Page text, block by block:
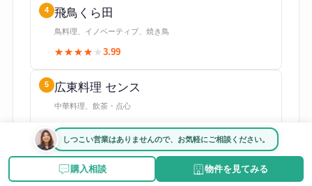
4 飛鳥くら田
鳥料理、イノベーティブ、焼き鳥
★★★★★
★★★★★ 3.99
5 広東料理 センス
中華料理、飲茶・点心
★★★★★
★★★★★3.94
6 ラ ペ
フレンチ、イノベーティブ
しつこい営業はありませんので、お気軽にご相談ください。
購入相談 物件を見てみる